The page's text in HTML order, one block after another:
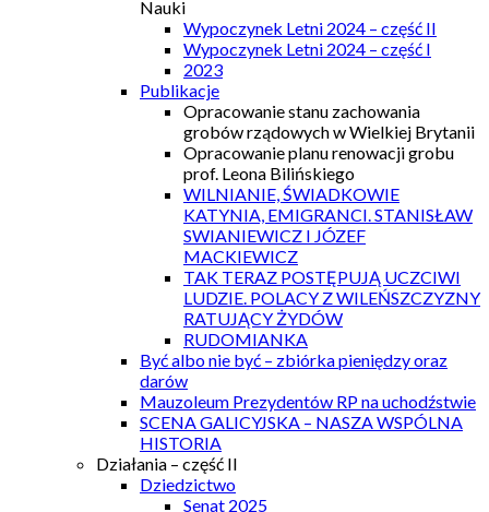
Nauki
Wypoczynek Letni 2024 – część II
Wypoczynek Letni 2024 – część I
2023
Publikacje
Opracowanie stanu zachowania
grobów rządowych w Wielkiej Brytanii
Opracowanie planu renowacji grobu
prof. Leona Bilińskiego
WILNIANIE, ŚWIADKOWIE
KATYNIA, EMIGRANCI. STANISŁAW
SWIANIEWICZ I JÓZEF
MACKIEWICZ
TAK TERAZ POSTĘPUJĄ UCZCIWI
LUDZIE. POLACY Z WILEŃSZCZYZNY
RATUJĄCY ŻYDÓW
RUDOMIANKA
Być albo nie być – zbiórka pieniędzy oraz
darów
Mauzoleum Prezydentów RP na uchodźstwie
SCENA GALICYJSKA – NASZA WSPÓLNA
HISTORIA
Działania – część II
Dziedzictwo
Senat 2025